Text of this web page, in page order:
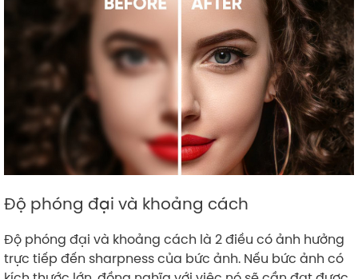
Độ phóng đại và khoảng cách
Độ phóng đại và khoảng cách là 2 điều có ảnh hưởng
trực tiếp đến sharpness của bức ảnh. Nếu bức ảnh có